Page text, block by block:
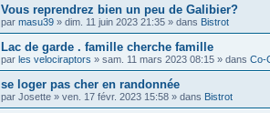
Vous reprendrez bien un peu de Galibier?
par masu39 » dim. 11 juin 2023 21:35 » dans Bistrot
Lac de garde . famille cherche famille
par les velociraptors » sam. 11 mars 2023 08:15 » dans Co-
se loger pas cher en randonnée
par Josette » ven. 17 févr. 2023 15:58 » dans Bistrot